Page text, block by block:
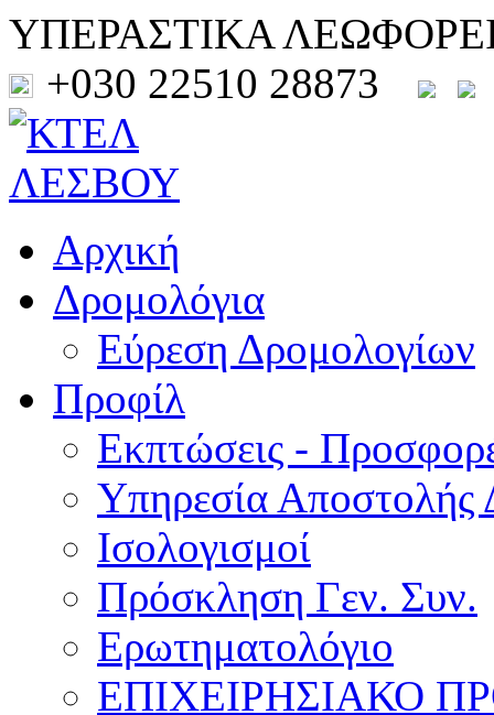
ΥΠΕΡΑΣΤΙΚΑ
+030 22510 28873
Αρχική
Δρομολόγια
Εύρεση Δρομολογίων
Προφίλ
Εκπτώσεις -
Υπηρεσία Αποστολής
Ισολογισμοί
Πρόσκληση Γεν. Συν.
Ερωτηματολόγιο
ΕΠΙΧΕΙΡΗΣΙΑΚΟ